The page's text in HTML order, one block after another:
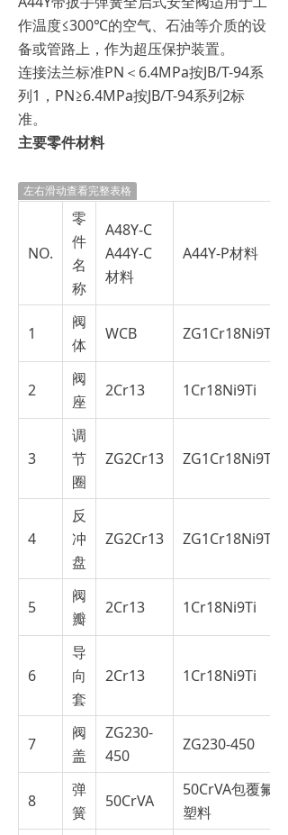
作温度≤300℃的空气、石油等介质的设
备或管路上，作为超压保护装置。
连接法兰标准PN＜6.4MPa按JB/T-94系
列1，PN≥6.4MPa按JB/T-94系列2标
准。
主要零件材料
左右滑动查看完整表格
NO.
零
件
名
称
A48Y-C
A44Y-C
材料
A44Y-P材料
1
阀
体
WCB ZG1Cr18Ni9Ti
2
阀
座
2Cr13 1Cr18Ni9Ti
3
调
节
圈
ZG2Cr13 ZG1Cr18Ni9Ti
4
反
冲
盘
ZG2Cr13 ZG1Cr18Ni9Ti
5
阀
瓣
2Cr13 1Cr18Ni9Ti
6
导
向
套
2Cr13 1Cr18Ni9Ti
7
阀
盖
ZG230-
450
ZG230-450
8
弹
簧
50CrVA
50CrVA包覆氟
塑料